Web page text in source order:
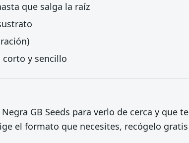
que salga la raíz
y sencillo
GB Seeds para verlo de cerca y que te
el formato que necesites, recógelo gratis